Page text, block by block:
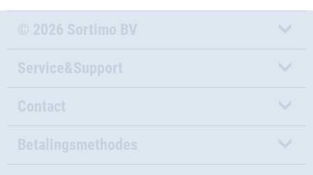
© 2026 Sortimo BV
Service&Support
Contact
Betalingsmethodes